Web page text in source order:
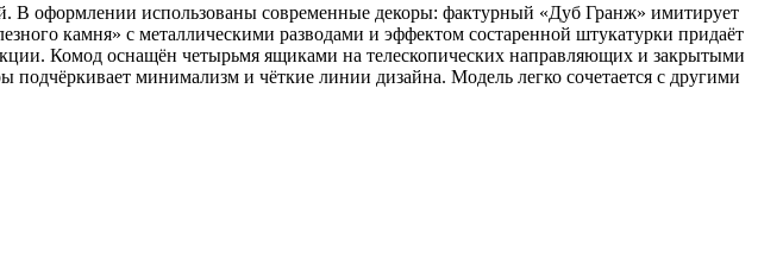
В оформлении использованы современные декоры: фактурный «Дуб Гранж» имитирует
камня» с металлическими разводами и эффектом состаренной штукатурки придаёт
Комод оснащён четырьмя ящиками на телескопических направляющих и закрытыми
минимализм и чёткие линии дизайна. Модель легко сочетается с другими